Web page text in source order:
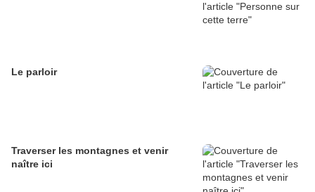
Le parloir
Traverser les montagnes et venir
naître ici